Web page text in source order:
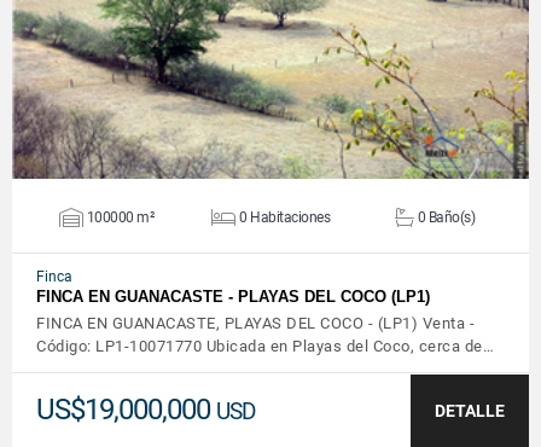
VER DETALLES
100000 m² 0 Habitaciones 0 Baño(s)
Finca
FINCA EN GUANACASTE - PLAYAS DEL COCO (LP1)
FINCA EN GUANACASTE, PLAYAS DEL COCO - (LP1) Venta -
Código: LP1-10071770 Ubicada en Playas del Coco, cerca de…
US$19,000,000 USD DETALLE